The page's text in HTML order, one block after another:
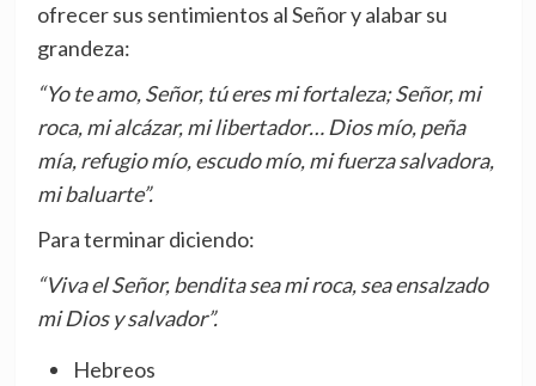
ofrecer sus sentimientos al Señor y alabar su
grandeza:
“Yo te amo, Señor, tú eres mi fortaleza; Señor, mi
roca, mi alcázar, mi libertador… Dios mío, peña
mía, refugio mío, escudo mío, mi fuerza salvadora,
mi baluarte”.
Para terminar diciendo:
“Viva el Señor, bendita sea mi roca, sea ensalzado
mi Dios y salvador”.
Hebreos